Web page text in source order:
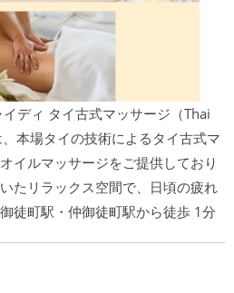
ディ タイ古式マッサージ（Thai
本場タイの技術によるタイ古式マ
イルマッサージをご提供しており
たリラックス空間で、日頃の疲れ
徒町駅・仲御徒町駅から徒歩 1分